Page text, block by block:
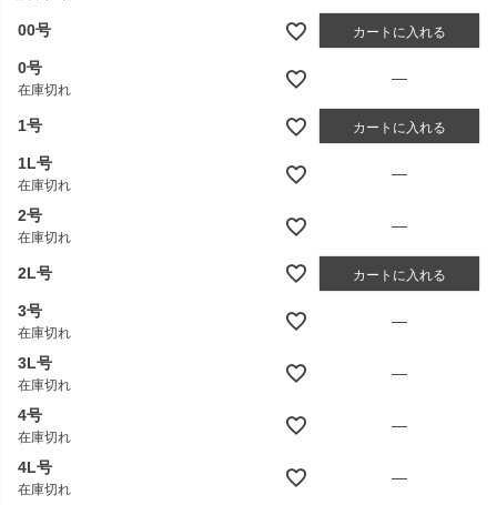
00号 カートに入れる
0号
在庫切れ
—
1号 カートに入れる
1L号
在庫切れ
—
2号
在庫切れ
—
2L号 カートに入れる
3号
在庫切れ
—
3L号
在庫切れ
—
4号
在庫切れ
—
4L号
在庫切れ
—